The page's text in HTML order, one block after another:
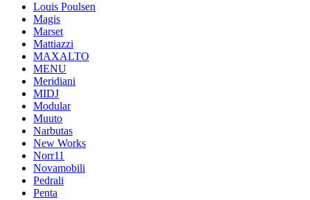
Louis Poulsen
Magis
Marset
Mattiazzi
MAXALTO
MENU
Meridiani
MIDJ
Modular
Muuto
Narbutas
New Works
Norr11
Novamobili
Pedrali
Penta